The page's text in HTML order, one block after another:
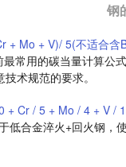
钢
+ Mo + V)/ 5(不适合含
常用的碳当量计算公
术规范的要求。
+ Cr / 5 + Mo / 4 + V /
低合金淬火+回火钢，